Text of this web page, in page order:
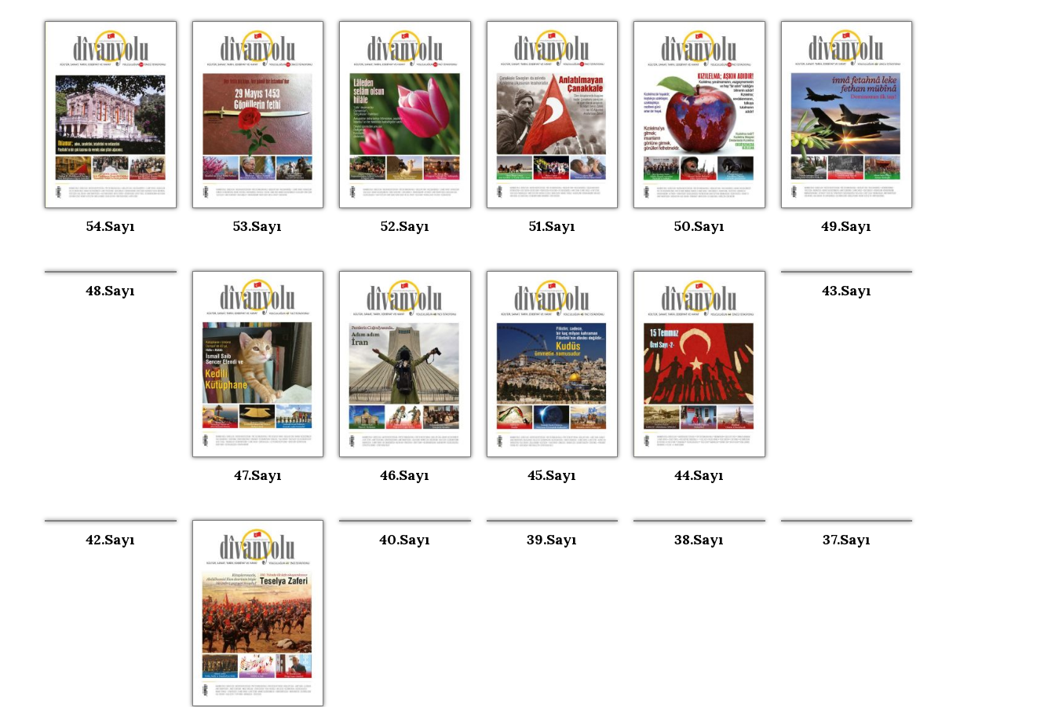
54.Sayı 53.Sayı 52.Sayı 51.Sayı 50.Sayı 49.Sayı
48.Sayı
47.Sayı 46.Sayı 45.Sayı 44.Sayı
43.Sayı
42.Sayı 40.Sayı 39.Sayı 38.Sayı 37.Sayı